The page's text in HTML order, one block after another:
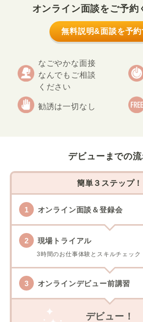
オンライン面談をご予約
無料説明&面談を予約
なごやかな面接
なんでもご相談
ください
勧誘は一切なし
デビューまでの
簡単３ステップ！
オンライン面談＆登録会
現場トライアル
3時間のお仕事体験とスキルチェック
オンラインデビュー前講習
デビュー！